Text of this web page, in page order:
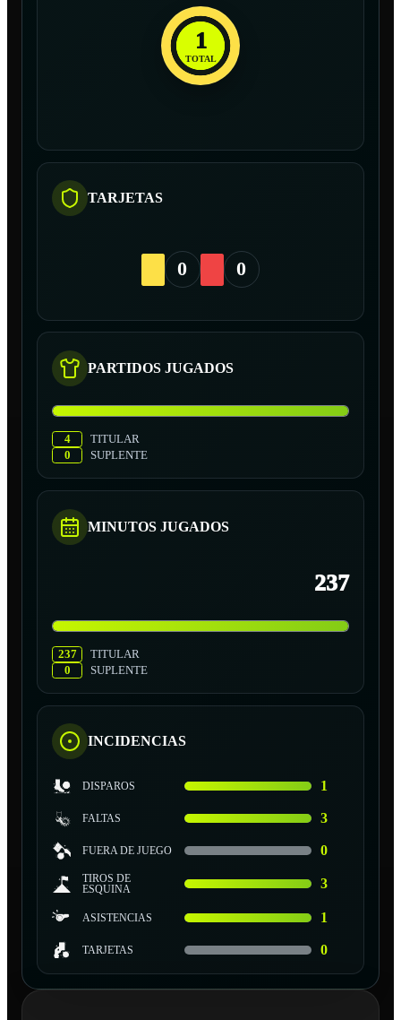
1
TOTAL
TARJETAS
0 0
PARTIDOS JUGADOS
4
TITULAR
0
SUPLENTE
MINUTOS JUGADOS
237
237
TITULAR
0
SUPLENTE
INCIDENCIAS
DISPAROS 1
FALTAS 3
FUERA DE JUEGO 0
TIROS DE
ESQUINA
3
ASISTENCIAS 1
TARJETAS 0